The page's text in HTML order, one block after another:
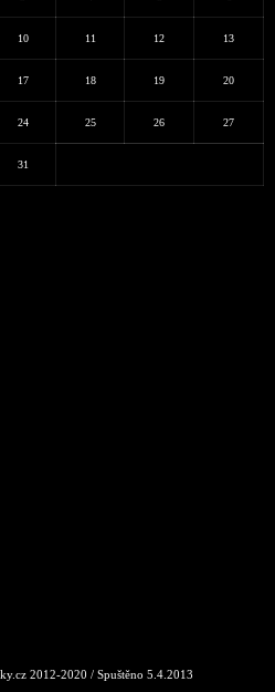
10 11 12 13
17 18 19 20
24 25 26 27
31
2012-2020 / Spuštěno 5.4.2013